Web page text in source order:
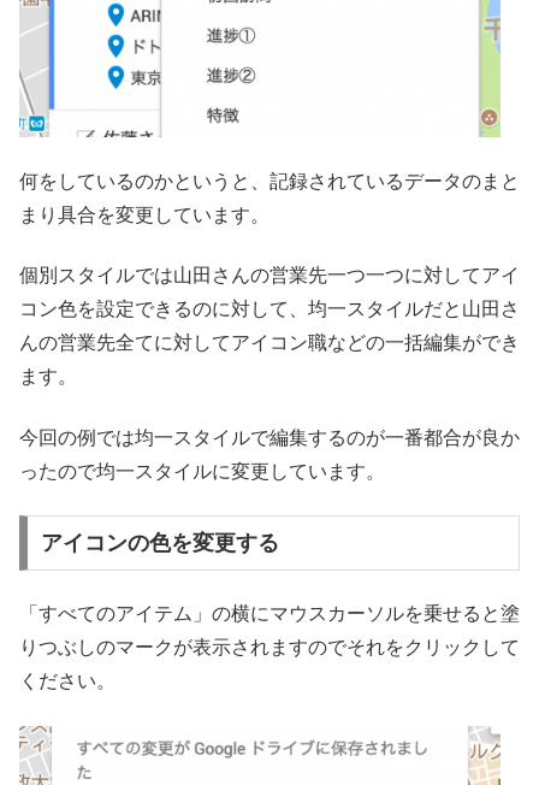
何をしているのかというと、記録されているデータのまと
まり具合を変更しています。
個別スタイルでは山田さんの営業先一つ一つに対してアイ
コン色を設定できるのに対して、均一スタイルだと山田さ
んの営業先全てに対してアイコン職などの一括編集ができ
ます。
今回の例では均一スタイルで編集するのが一番都合が良か
ったので均一スタイルに変更しています。
アイコンの色を変更する
「すべてのアイテム」の横にマウスカーソルを乗せると塗
りつぶしのマークが表示されますのでそれをクリックして
ください。